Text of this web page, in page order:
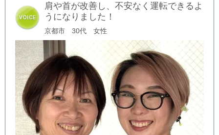
肩や首が改善し、不安なく運転できるよ
うになりました！
京都市 30代 女性